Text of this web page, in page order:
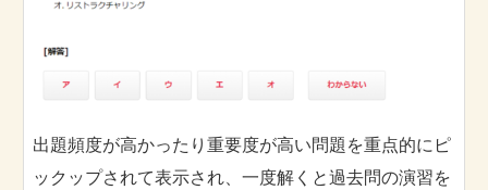
出題頻度が高かったり重要度が高い問題を重点的にピ
ックップされて表示され、一度解くと過去問の演習を